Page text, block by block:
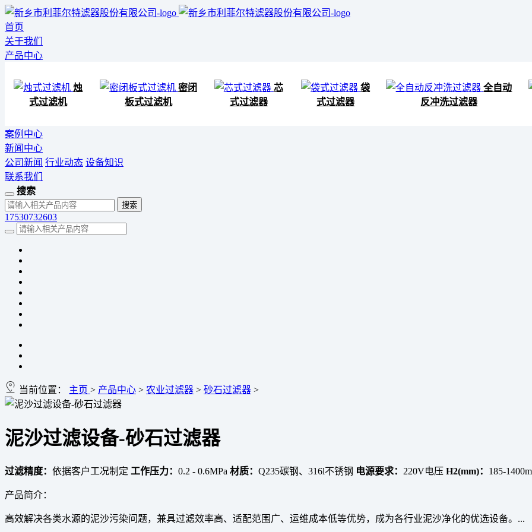
首页
关于我们
产品中心
烛
式过滤机
密闭
板式过滤机
芯
式过滤器
袋
式过滤器
全自动
反冲洗过滤器
案例中心
新闻中心
公司新闻 行业动态 设备知识
联系我们
搜索
17530732603
当前位置： 主页 > 产品中心 > 农业过滤器 > 砂石过滤器 >
泥沙过滤设备-砂石过滤器
过滤精度： 依据客户工况制定 工作压力： 0.2 - 0.6MPa 材质： Q235碳钢、316l不锈钢 电源要求： 220V电压 H2(mm)： 185-
产品简介：
高效解决各类水源的泥沙污染问题，兼具过滤效率高、适配范围广、运维成本低等优势，成为各行业泥沙净化的优选设备。...